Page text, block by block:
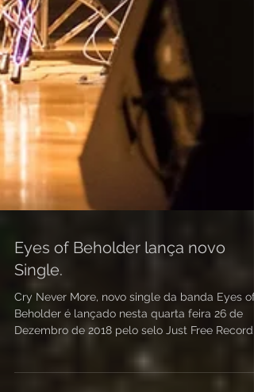
Eyes of Beholder lança novo
Single.
Cry Never More, novo single da banda Eyes of
Dezembro de 2018 pelo selo Just Free Record
e...